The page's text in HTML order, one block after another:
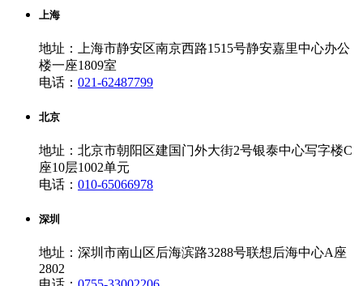
上海
地址：上海市静安区南京西路1515号静安嘉里中心办公
楼一座1809室
电话： 021-62487799
北京
地址：北京市朝阳区建国门外大街2号银泰中心写字楼C
座10层1002单元
电话： 010-65066978
深圳
地址：深圳市南山区后海滨路3288号联想后海中心A座
2802